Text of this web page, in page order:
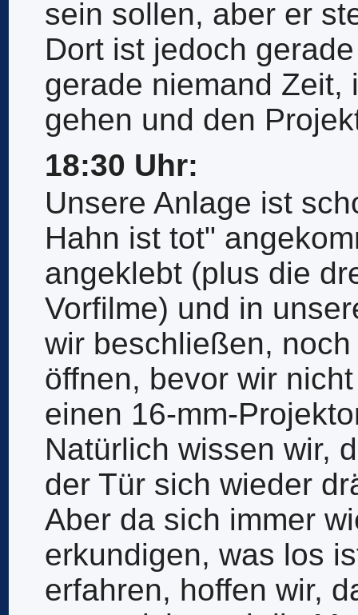
sein sollen, aber er
Dort ist jedoch
gerade niemand Zeit,
gehen und den
18:30 Uhr:
Unsere Anlage ist
Hahn ist tot"
angeklebt (plus die
Vorfilme) und in
wir beschließen,
öffnen, bevor wir
einen 16-mm-
Natürlich wissen wir,
der Tür sich wieder
Aber da sich immer
erkundigen, was los
erfahren, hoffen wir,